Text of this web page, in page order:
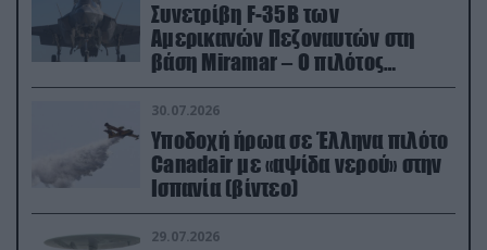
Συνετρίβη F-35B των
Αμερικανών Πεζοναυτών στη
βάση Miramar – Ο πιλότος
εκτινάχθηκε εγκαίρως
30.07.2026
Υποδοχή ήρωα σε Έλληνα πιλότο
Canadair με «αψίδα νερού» στην
Ισπανία (βίντεο)
29.07.2026